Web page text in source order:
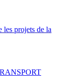
les projets de la